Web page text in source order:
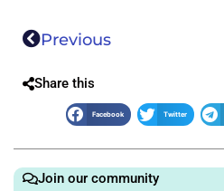
Previous
Share this
Facebook Twitter
Join our community